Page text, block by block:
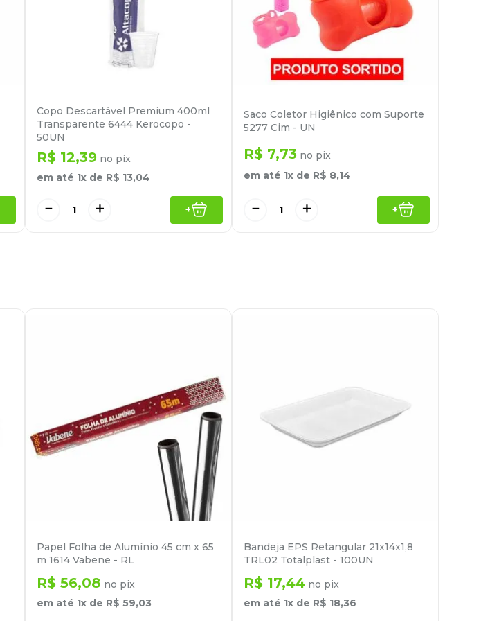
Copo Descartável Premium 400ml
Transparente 6444 Kerocopo -
50UN
R$ 12,39 no pix
em até 1x de R$ 13,04
＋
－ +
Saco Coletor Higiênico com Suporte
5277 Cim - UN
R$ 7,73 no pix
em até 1x de R$ 8,14
＋
－ +
Papel Folha de Alumínio 45 cm x 65
m 1614 Vabene - RL
R$ 56,08 no pix
em até 1x de R$ 59,03
Bandeja EPS Retangular 21x14x1,8
TRL02 Totalplast - 100UN
R$ 17,44 no pix
em até 1x de R$ 18,36